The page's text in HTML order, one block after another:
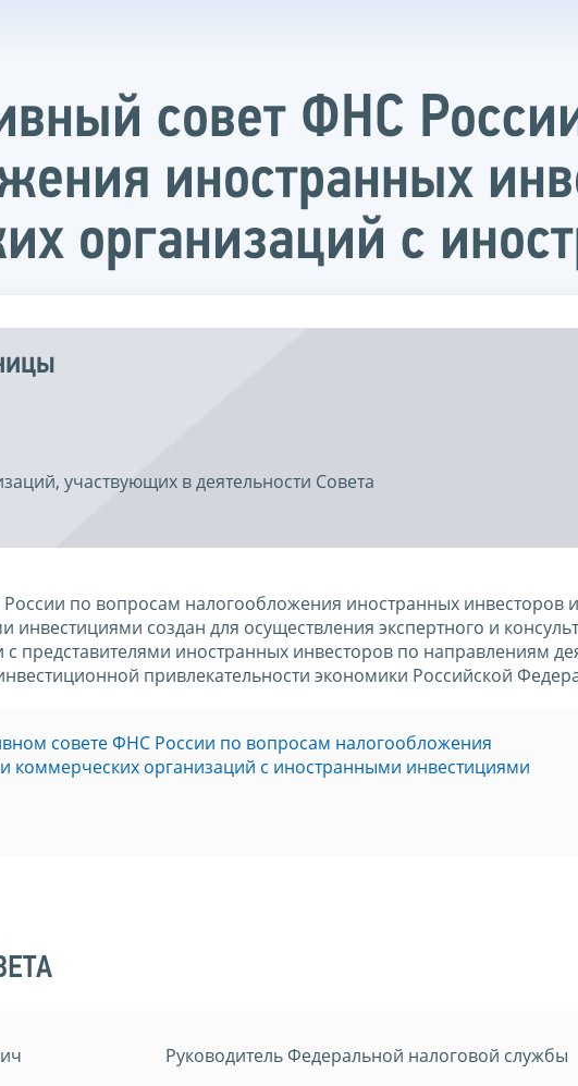
совет ФНС
иностранных
организаций с
участвующих в деятельности Совета
по вопросам налогообложения иностранных инвесторов
инвестициями создан для осуществления экспертного и
представителями иностранных инвесторов по направлениям
привлекательности экономики Российской
совете ФНС России по вопросам налогообложения
коммерческих организаций с иностранными инвестициями
Руководитель Федеральной налоговой службы